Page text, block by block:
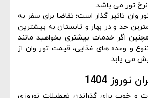
تور می باشد.
وان تاثیر گذار است؛ تقاضا برای سفر به
حد و در بهار و تابستان به بیشترین
اگر خدمات بیشتری بخواهید مانند
و وعده های غذایی، قیمت تور وان از
می یابد.
1404